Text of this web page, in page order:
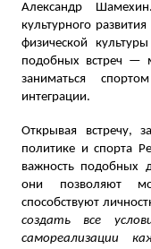
Александр
культурного
физической
подобных встреч —
заниматься
интеграции.
Открывая встречу,
политике и спорта
важность подобных
они позволяют
способствуют
создать все
самореализации